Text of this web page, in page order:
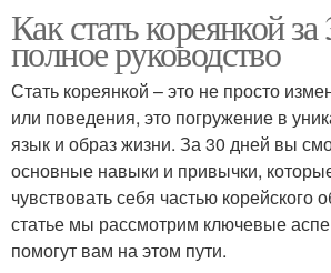
Как стать кореянкой
полное руководство
Стать кореянкой – это не просто
или поведения, это погружение в
язык и образ жизни. За 30 дней вы
основные навыки и привычки,
чувствовать себя частью корейского
статье мы рассмотрим ключевые
помогут вам на этом пути.